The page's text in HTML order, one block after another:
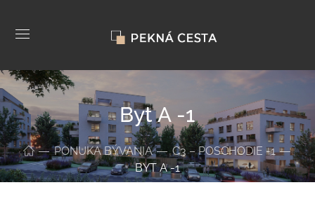
Byt A -1
PONUKA BÝVANIA
C3 – POSCHODIE -1
BYT A -1